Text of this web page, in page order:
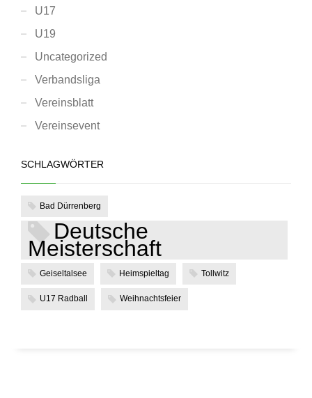
U17
U19
Uncategorized
Verbandsliga
Vereinsblatt
Vereinsevent
SCHLAGWÖRTER
Bad Dürrenberg
Deutsche
Meisterschaft
Geiseltalsee Heimspieltag Tollwitz
U17 Radball Weihnachtsfeier